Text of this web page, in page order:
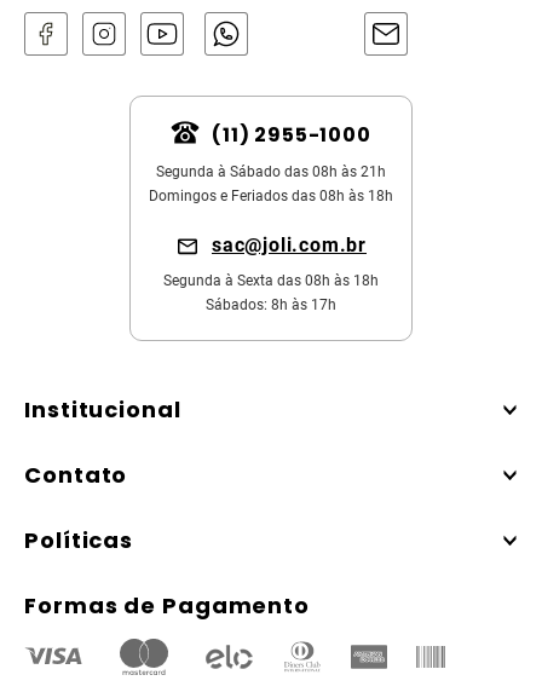
(11) 2955-1000
Segunda à Sábado das 08h às 21h
Domingos e Feriados das 08h às 18h
sac@joli.com.br
Segunda à Sexta das 08h às 18h
Sábados: 8h às 17h
Institucional
Contato
Políticas
Formas de Pagamento